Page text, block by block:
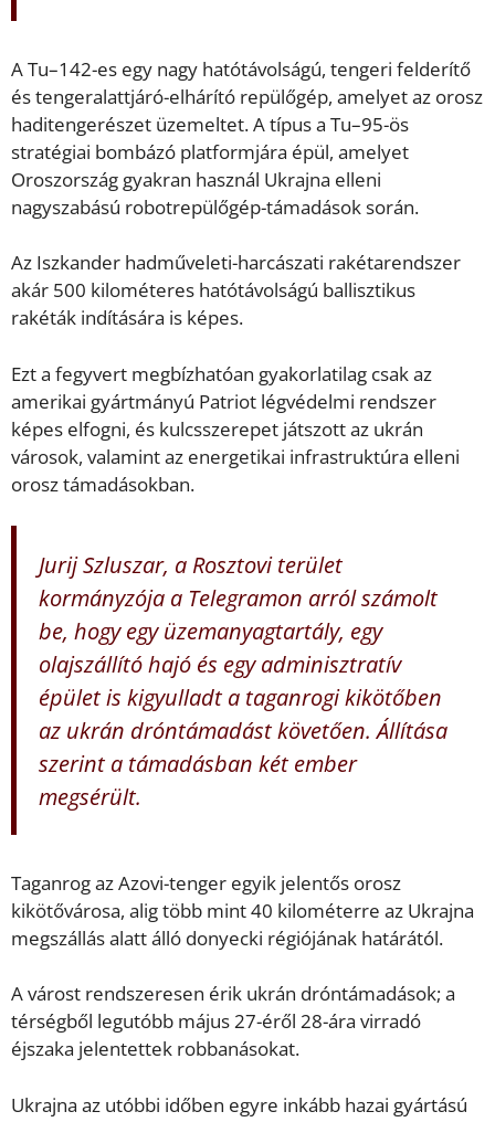
A Tu–142-es egy nagy hatótávolságú, tengeri felderítő
és tengeralattjáró-elhárító repülőgép, amelyet az orosz
haditengerészet üzemeltet. A típus a Tu–95-ös
stratégiai bombázó platformjára épül, amelyet
Oroszország gyakran használ Ukrajna elleni
nagyszabású robotrepülőgép-támadások során.
Az Iszkander hadműveleti-harcászati rakétarendszer
akár 500 kilométeres hatótávolságú ballisztikus
rakéták indítására is képes.
Ezt a fegyvert megbízhatóan gyakorlatilag csak az
amerikai gyártmányú Patriot légvédelmi rendszer
képes elfogni, és kulcsszerepet játszott az ukrán
városok, valamint az energetikai infrastruktúra elleni
orosz támadásokban.
Jurij Szluszar, a Rosztovi terület
kormányzója a Telegramon arról számolt
be, hogy egy üzemanyagtartály, egy
olajszállító hajó és egy adminisztratív
épület is kigyulladt a taganrogi kikötőben
az ukrán dróntámadást követően. Állítása
szerint a támadásban két ember
megsérült.
Taganrog az Azovi-tenger egyik jelentős orosz
kikötővárosa, alig több mint 40 kilométerre az Ukrajna
megszállás alatt álló donyecki régiójának határától.
A várost rendszeresen érik ukrán dróntámadások; a
térségből legutóbb május 27-éről 28-ára virradó
éjszaka jelentettek robbanásokat.
Ukrajna az utóbbi időben egyre inkább hazai gyártású